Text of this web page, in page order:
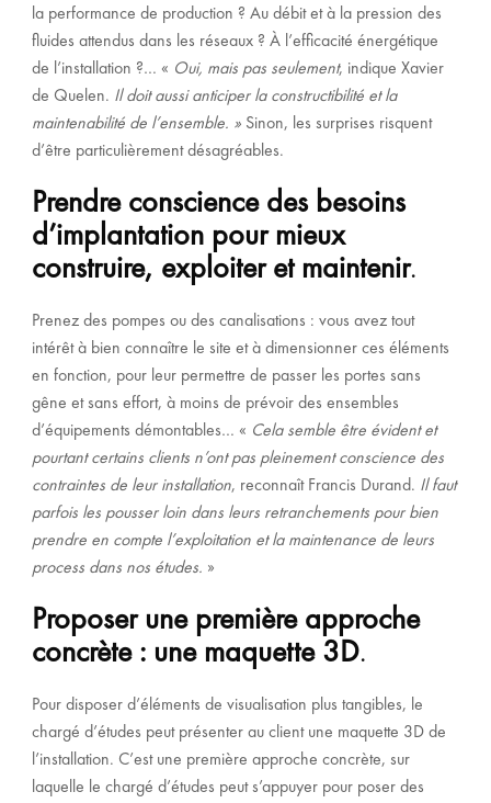
la performance de production ? Au débit et à la pression des
fluides attendus dans les réseaux ? À l’efficacité énergétique
de l’installation ?… « Oui, mais pas seulement, indique Xavier
de Quelen. Il doit aussi anticiper la constructibilité et la
maintenabilité de l’ensemble. » Sinon, les surprises risquent
d’être particulièrement désagréables.
Prendre conscience des besoins
d’implantation pour mieux
construire, exploiter et maintenir.
Prenez des pompes ou des canalisations : vous avez tout
intérêt à bien connaître le site et à dimensionner ces éléments
en fonction, pour leur permettre de passer les portes sans
gêne et sans effort, à moins de prévoir des ensembles
d’équipements démontables… « Cela semble être évident et
pourtant certains clients n’ont pas pleinement conscience des
contraintes de leur installation, reconnaît Francis Durand. Il faut
parfois les pousser loin dans leurs retranchements pour bien
prendre en compte l’exploitation et la maintenance de leurs
process dans nos études. »
Proposer une première approche
concrète : une maquette 3D.
Pour disposer d’éléments de visualisation plus tangibles, le
chargé d’études peut présenter au client une maquette 3D de
l’installation. C’est une première approche concrète, sur
laquelle le chargé d’études peut s’appuyer pour poser des